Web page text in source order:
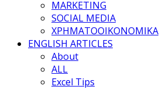
MARKETING
SOCIAL MEDIA
ΧΡΗΜΑΤΟΟΙΚΟΝΟΜΙΚΑ
ENGLISH ARTICLES
About
ALL
Excel Tips